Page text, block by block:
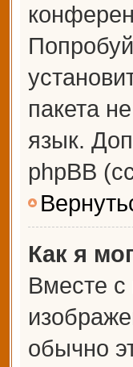
пакета
язык.
phpBB
Как я
Вместе с
обычно